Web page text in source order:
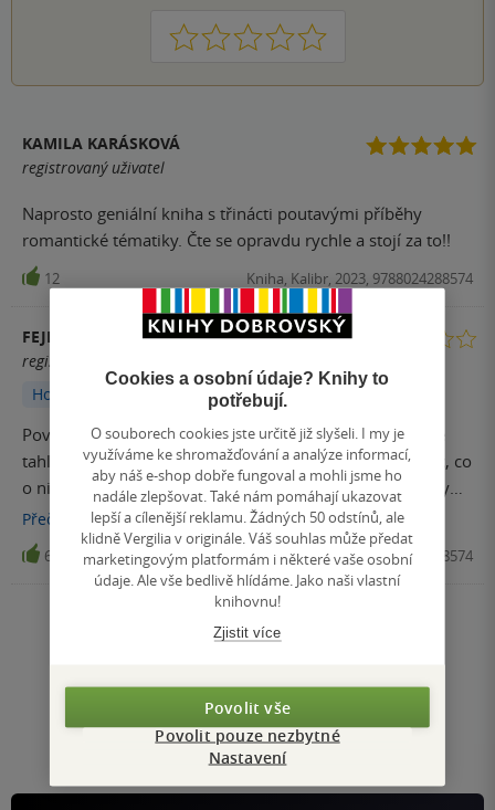
1 2 3 4 5
KAMILA KARÁSKOVÁ
registrovaný uživatel
Naprosto geniální kniha s třinácti poutavými příběhy
romantické tématiky. Čte se opravdu rychle a stojí za to!!
12 Kniha, Kalibr, 2023, 9788024288574
FEJKY_Y
registrovaný uživatel
Hodnoceno z aplikace
Povídkové knihy od Agathy Christie mám moc ráda. Ale
tahle mi nějak úplně moc nesedla. A vlastně nevím moc, co
o ni napsat. Některé povídky byly zvláštní a některé byly
dobré a čtivé, ale prostě průměrné. Za pár dní se vrhnu na
povídky Letní záhady. 2,5*
Přečíst více
6 Kniha, Kalibr, 2023, 9788024288574
Nahoru
1
Přejít
na
stránku
/ 1
Cookies a osobní údaje? Knihy to
potřebují.
O souborech cookies jste určitě již slyšeli. I my je
využíváme ke shromažďování a analýze informací,
aby náš e-shop dobře fungoval a mohli jsme ho
nadále zlepšovat. Také nám pomáhají ukazovat
lepší a cílenější reklamu. Žádných 50 odstínů, ale
klidně Vergilia v originále. Váš souhlas může předat
marketingovým platformám i některé vaše osobní
údaje. Ale vše bedlivě hlídáme. Jako naši vlastní
knihovnu!
Zjistit více
Povolit vše
Povolit pouze nezbytné
Nastavení